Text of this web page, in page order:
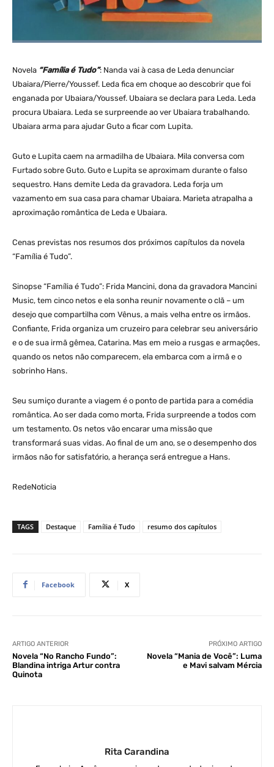
Novela “Família é Tudo”: Nanda vai à casa de Leda denunciar
Ubaiara/Pierre/Youssef. Leda fica em choque ao descobrir que foi
enganada por Ubaiara/Youssef. Ubaiara se declara para Leda. Leda
procura Ubaiara. Leda se surpreende ao ver Ubaiara trabalhando.
Ubaiara arma para ajudar Guto a ficar com Lupita.
Guto e Lupita caem na armadilha de Ubaiara. Mila conversa com
Furtado sobre Guto. Guto e Lupita se aproximam durante o falso
sequestro. Hans demite Leda da gravadora. Leda forja um
vazamento em sua casa para chamar Ubaiara. Marieta atrapalha a
aproximação romântica de Leda e Ubaiara.
Cenas previstas nos resumos dos próximos capítulos da novela
“Família é Tudo”.
Sinopse “Família é Tudo”: Frida Mancini, dona da gravadora Mancini
Music, tem cinco netos e ela sonha reunir novamente o clã – um
desejo que compartilha com Vênus, a mais velha entre os irmãos.
Confiante, Frida organiza um cruzeiro para celebrar seu aniversário
e o de sua irmã gêmea, Catarina. Mas em meio a rusgas e armações,
quando os netos não comparecem, ela embarca com a irmã e o
sobrinho Hans.
Seu sumiço durante a viagem é o ponto de partida para a comédia
romântica. Ao ser dada como morta, Frida surpreende a todos com
um testamento. Os netos vão encarar uma missão que
transformará suas vidas. Ao final de um ano, se o desempenho dos
irmãos não for satisfatório, a herança será entregue a Hans.
RedeNoticia
TAGS Destaque Família é Tudo resumo dos capítulos
Facebook X
ARTIGO ANTERIOR
Novela “No Rancho Fundo”:
Blandina intriga Artur contra
Quinota
PRÓXIMO ARTIGO
Novela “Mania de Você”: Luma
e Mavi salvam Mércia
Rita Carandina